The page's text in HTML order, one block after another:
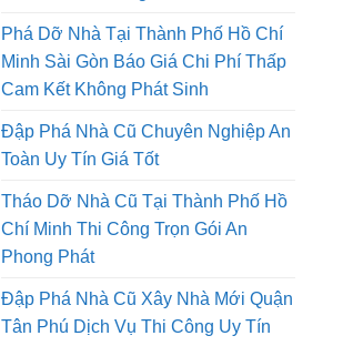
Đập Phá Nhà Cũ Quận 3 Công Ty
Cơ Giới An Phong Phát
Phá Dỡ Nhà Tại Thành Phố Hồ Chí
Minh Sài Gòn Báo Giá Chi Phí Thấp
Cam Kết Không Phát Sinh
Đập Phá Nhà Cũ Chuyên Nghiệp An
Toàn Uy Tín Giá Tốt
Tháo Dỡ Nhà Cũ Tại Thành Phố Hồ
Chí Minh Thi Công Trọn Gói An
Phong Phát